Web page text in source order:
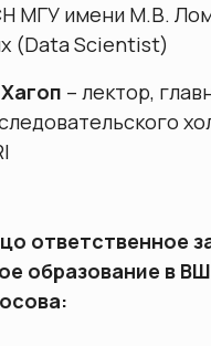
МГУ имени М.В.
(Data Scientist)
– лектор,
ответственное
образование в